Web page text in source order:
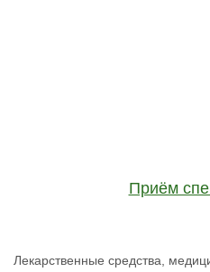
Приём
Яндекс.Метрика.
вы даете согласие на
отказа вы можете
настройках вашего
Лекарственные средства,